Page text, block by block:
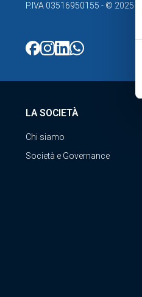
P.IVA 03516950155 - © 2025
LA SOCIETÀ
Chi siamo
Società e Governance